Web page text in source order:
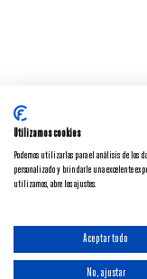
Utilizamos cookies
Podemos utilizarlas para el análisis de los
personalizado y brindarle una excelente
utilizamos, abre los ajustes.
Aceptar todo
No, ajustar